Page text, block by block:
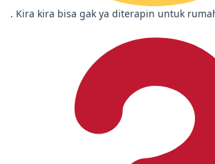
. Kira kira bisa gak ya diterapin untuk